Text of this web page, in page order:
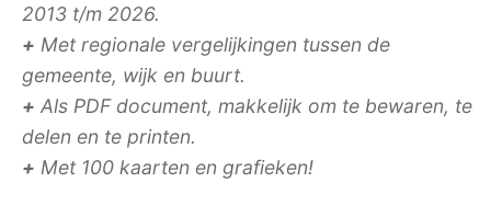
2013 t/m 2026.
+ Met regionale vergelijkingen tussen de
gemeente, wijk en buurt.
+ Als PDF document, makkelijk om te bewaren, te
delen en te printen.
+ Met 100 kaarten en grafieken!